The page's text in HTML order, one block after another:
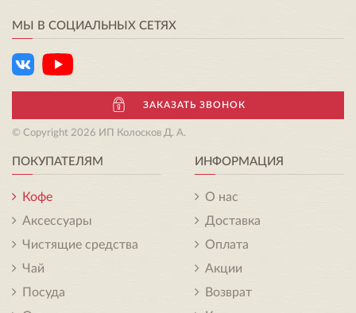
МЫ В СОЦИАЛЬНЫХ СЕТЯХ
ЗАКАЗАТЬ ЗВОНОК
© Copyright 2026 ИП Колосков Д. А.
ПОКУПАТЕЛЯМ
Кофе
Аксессуары
Чистящие средства
Чай
Посуда
ИНФОРМАЦИЯ
О нас
Доставка
Оплата
Акции
Возврат